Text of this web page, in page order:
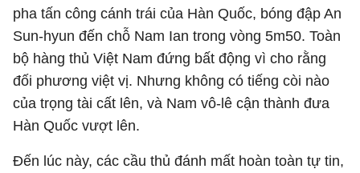
pha tấn công cánh trái của Hàn Quốc, bóng đập An
Sun-hyun đến chỗ Nam Ian trong vòng 5m50. Toàn
bộ hàng thủ Việt Nam đứng bất động vì cho rằng
đối phương việt vị. Nhưng không có tiếng còi nào
của trọng tài cất lên, và Nam vô-lê cận thành đưa
Hàn Quốc vượt lên.
Đến lúc này, các cầu thủ đánh mất hoàn toàn tự tin,